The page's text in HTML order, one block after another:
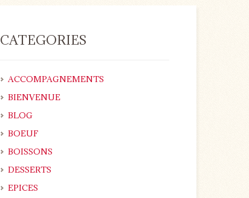
CATEGORIES
ACCOMPAGNEMENTS
BIENVENUE
BLOG
BOEUF
BOISSONS
DESSERTS
EPICES